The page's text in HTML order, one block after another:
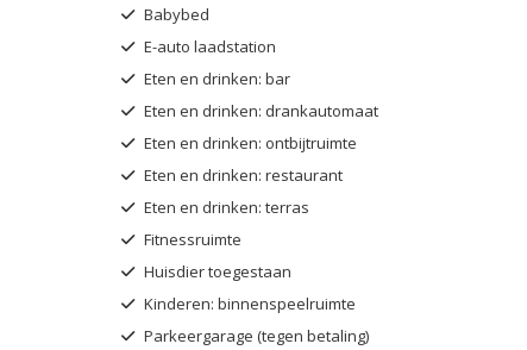
Babybed
E-auto laadstation
Eten en drinken: bar
Eten en drinken: drankautomaat
Eten en drinken: ontbijtruimte
Eten en drinken: restaurant
Eten en drinken: terras
Fitnessruimte
Huisdier toegestaan
Kinderen: binnenspeelruimte
Parkeergarage (tegen betaling)